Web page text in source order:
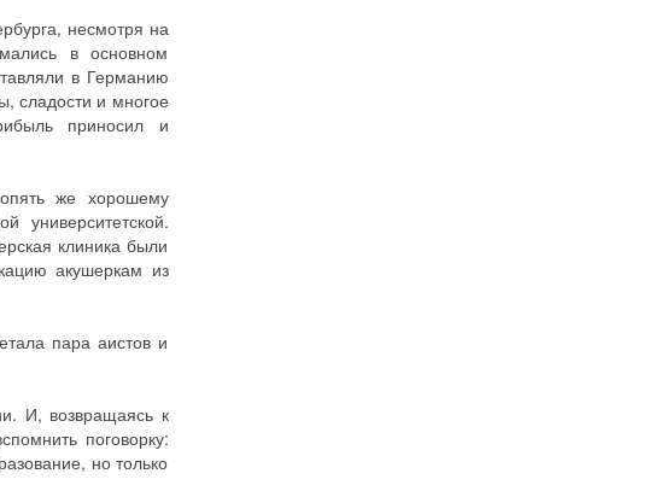
несмотря на
в основном
в Германию
сладости и многое
приносил и
же хорошему
университетской.
клиника были
акушеркам из
пара аистов и
И, возвращаясь к
поговорку:
но только